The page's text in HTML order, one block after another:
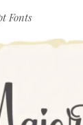
Fonts